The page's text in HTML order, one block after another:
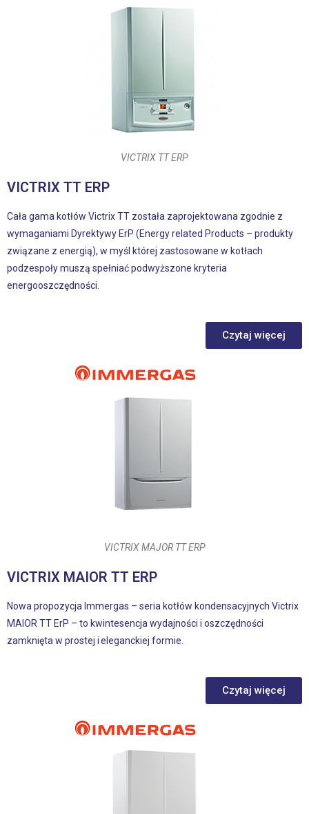
VICTRIX TT ERP
VICTRIX TT ERP
Cała gama kotłów Victrix TT została zaprojektowana zgodnie z
wymaganiami Dyrektywy ErP (Energy related Products – produkty
związane z energią), w myśl której zastosowane w kotłach
podzespoły muszą spełniać podwyższone kryteria
energooszczędności.
Czytaj więcej
VICTRIX MAJOR TT ERP
VICTRIX MAIOR TT ERP
Nowa propozycja Immergas – seria kotłów kondensacyjnych Victrix
MAIOR TT ErP – to kwintesencja wydajności i oszczędności
zamknięta w prostej i eleganckiej formie.
Czytaj więcej